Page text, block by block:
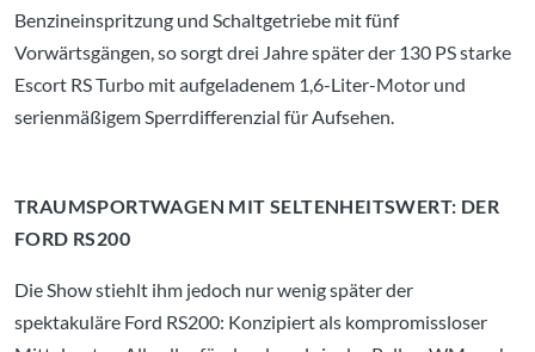
Benzineinspritzung und Schaltgetriebe mit fünf
Vorwärtsgängen, so sorgt drei Jahre später der 130 PS starke
Escort RS Turbo mit aufgeladenem 1,6-Liter-Motor und
serienmäßigem Sperrdifferenzial für Aufsehen.
TRAUMSPORTWAGEN MIT SELTENHEITSWERT: DER
FORD RS200
Die Show stiehlt ihm jedoch nur wenig später der
spektakuläre Ford RS200: Konzipiert als kompromissloser